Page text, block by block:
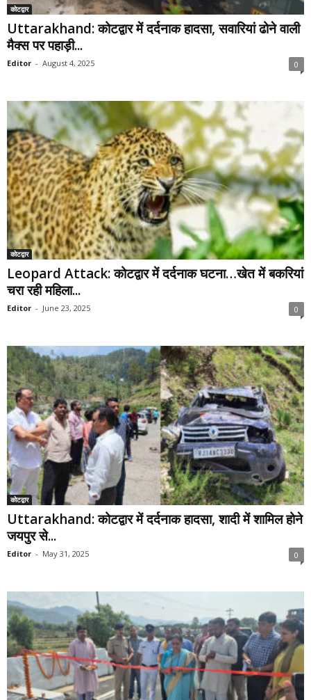
कोटद्वार
Uttarakhand: कोटद्वार में दर्दनाक हादसा, सवारियां ढोने वाली
मैक्स पर पहाड़ी...
Editor - August 4, 2025 0
कोटद्वार
Leopard Attack: कोटद्वार में दर्दनाक घटना…खेत में बकरियां
चरा रही महिला...
Editor - June 23, 2025 0
कोटद्वार
Uttarakhand: कोटद्वार में दर्दनाक हादसा, शादी में शामिल होने
जयपुर से...
Editor - May 31, 2025 0